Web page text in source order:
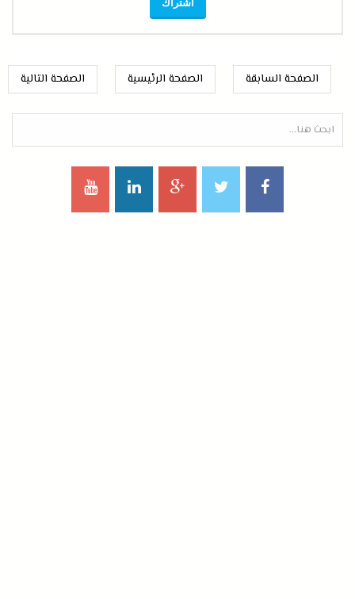
الصفحة السابقة الصفحة التالية الصفحة الرئيسية